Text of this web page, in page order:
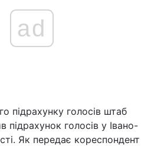
ad
підрахунку голосів штаб
підрахунок голосів у Івано-
Як передає кореспондент